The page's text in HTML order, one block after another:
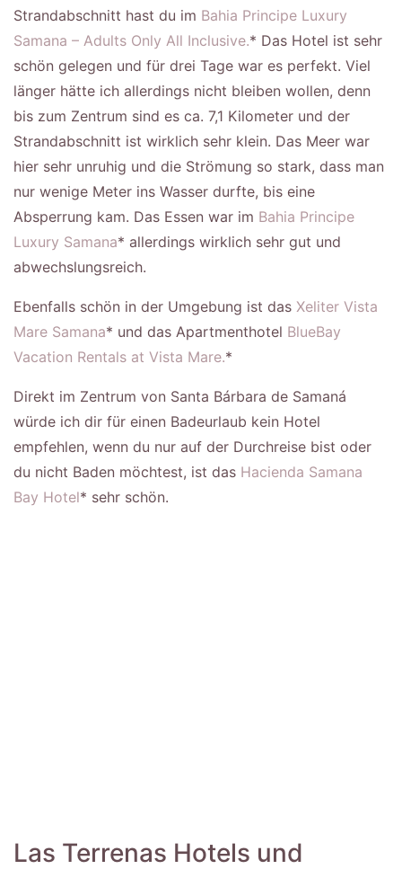
Strandabschnitt hast du im Bahia Principe Luxury
Samana – Adults Only All Inclusive.* Das Hotel ist sehr
schön gelegen und für drei Tage war es perfekt. Viel
länger hätte ich allerdings nicht bleiben wollen, denn
bis zum Zentrum sind es ca. 7,1 Kilometer und der
Strandabschnitt ist wirklich sehr klein. Das Meer war
hier sehr unruhig und die Strömung so stark, dass man
nur wenige Meter ins Wasser durfte, bis eine
Absperrung kam. Das Essen war im Bahia Principe
Luxury Samana* allerdings wirklich sehr gut und
abwechslungsreich.
Ebenfalls schön in der Umgebung ist das Xeliter Vista
Mare Samana* und das Apartmenthotel BlueBay
Vacation Rentals at Vista Mare.*
Direkt im Zentrum von Santa Bárbara de Samaná
würde ich dir für einen Badeurlaub kein Hotel
empfehlen, wenn du nur auf der Durchreise bist oder
du nicht Baden möchtest, ist das Hacienda Samana
Bay Hotel* sehr schön.
Las Terrenas Hotels und